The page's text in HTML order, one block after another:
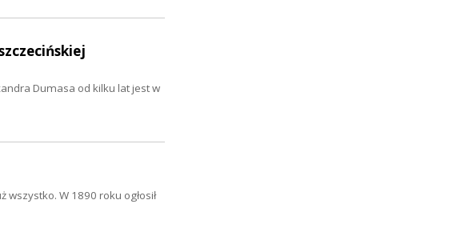
Dumasa od kilku lat jest w
wszystko. W 1890 roku ogłosił